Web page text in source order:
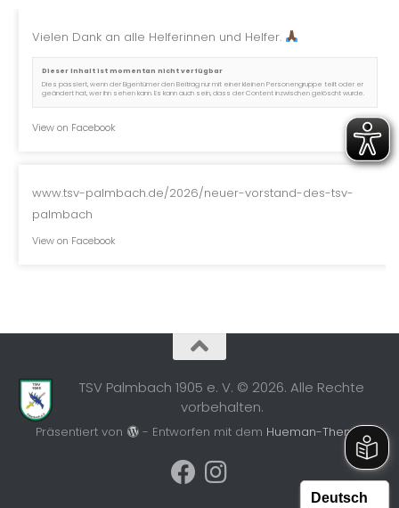
Vielen Dank an alle Helferinnen und Helfer.
Dieser Inhalt ist momentan nicht verfügbar
Dies passiert, wenn der Eigentümer den Beitrag nur mit einer kleinen Personengruppe teilt oder er
geändert hat, wer ihn sehen kann. Es kann auch sein, dass der Content inzwischen gelöscht wurde.
View on Facebook
www.tsv-palmbach.de/2026/neuer-vorstand-des-tsv-
palmbach
View on Facebook
TSV Palmbach 1905 e. V. © 2026. Alle Rechte
vorbehalten.
Präsentiert von - Entworfen mit dem Hueman-Theme